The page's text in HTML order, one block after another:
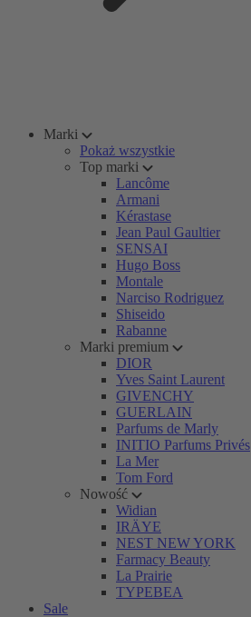
Marki
Pokaż wszystkie
Top marki
Lancôme
Armani
Kérastase
Jean Paul Gaultier
SENSAI
Hugo Boss
Montale
Narciso Rodriguez
Shiseido
Rabanne
Marki premium
DIOR
Yves Saint Laurent
GIVENCHY
GUERLAIN
Parfums de Marly
INITIO Parfums Privés
La Mer
Tom Ford
Nowość
Widian
IRÄYE
NEST NEW YORK
Farmacy Beauty
La Prairie
TYPEBEA
Sale